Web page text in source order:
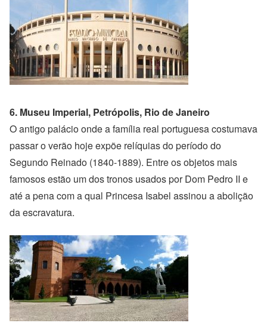
6. Museu Imperial, Petrópolis, Rio de Janeiro
O antigo palácio onde a família real portuguesa costumava
passar o verão hoje expõe relíquias do período do
Segundo Reinado (1840-1889). Entre os objetos mais
famosos estão um dos tronos usados por Dom Pedro II e
até a pena com a qual Princesa Isabel assinou a abolição
da escravatura.